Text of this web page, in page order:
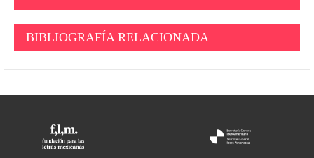
BIBLIOGRAFÍA RELACIONADA